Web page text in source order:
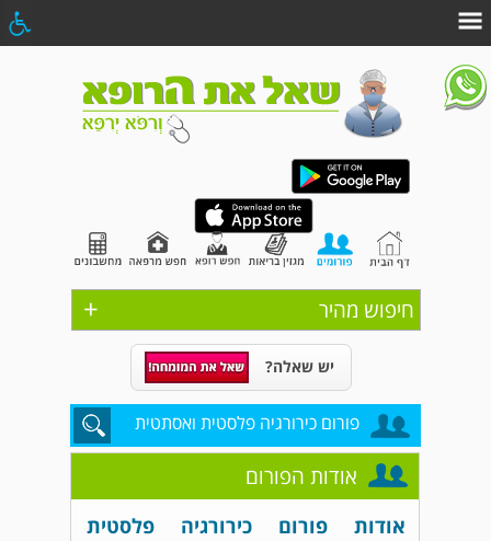
+ חיפוש מהיר
יש שאלה?
פורום כירורגיה פלסטית ואסתטית
אודות הפורום
אודות פורום כירורגיה פלסטית